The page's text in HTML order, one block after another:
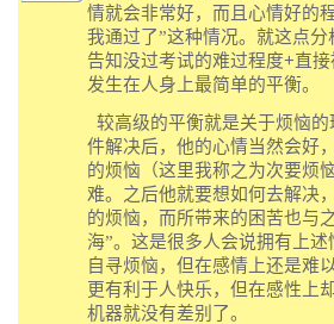
情就会非常好，而且心情好的
我通过了”这种情况。就这点分
告知没过考试的难过程度+直
发生在人身上最简单的平衡。
较高级的平衡就是关于烦恼
件解决后，他的心情当然会好
的烦恼（这里我称之为次要烦
难。之后他就要想如何去解决
的烦恼，而所带来的困苦也与
海”。这是很多人会说拥有上
自寻烦恼，但在感情上还是难
更有利于人快乐，但在感性上
机器就没有差别了。